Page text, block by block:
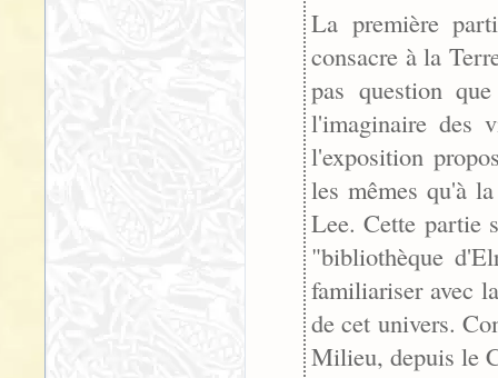
La première
consacre à la
pas question
l'imaginaire des
l'exposition
les mêmes qu'à
Lee. Cette partie
"bibliothèque
familiariser avec
de cet univers.
Milieu, depuis le